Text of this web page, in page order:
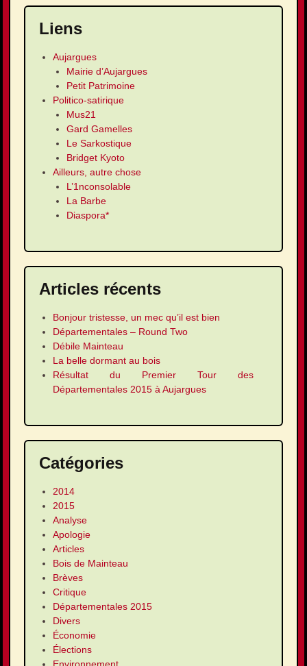
Liens
Aujargues
Mairie d’Aujargues
Petit Patrimoine
Politico-satirique
Mus21
Gard Gamelles
Le Sarkostique
Bridget Kyoto
Ailleurs, autre chose
L’1nconsolable
La Barbe
Diaspora*
Articles récents
Bonjour tristesse, un mec qu’il est bien
Départementales – Round Two
Débile Mainteau
La belle dormant au bois
Résultat du Premier Tour des
Départementales 2015 à Aujargues
Catégories
2014
2015
Analyse
Apologie
Articles
Bois de Mainteau
Brèves
Critique
Départementales 2015
Divers
Économie
Élections
Environnement